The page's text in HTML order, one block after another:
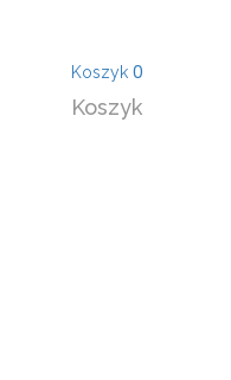
Koszyk 0
Koszyk